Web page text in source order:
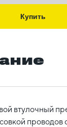
Купить
втулочный